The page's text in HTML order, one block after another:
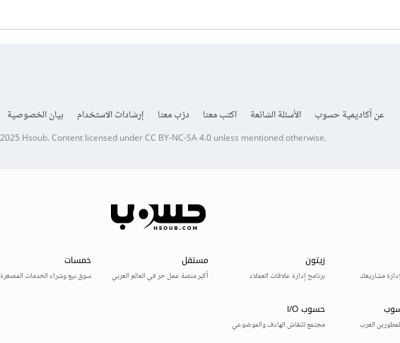
عن أكاديمية حسوب الأسئلة الشائعة اكتب معنا درّب معنا إرشادات الاستخدام بيان الخصوصية
Hsoub.Content licensed underCC BY-NC-SA 4.0unless mentioned otherwise.